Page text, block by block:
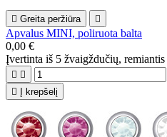
 Greita peržiūra 
Apvalus MINI, poliruota balta
0,00 €
Įvertinta iš 5 žvaigždučių, remiantis
 

Į krepšelį